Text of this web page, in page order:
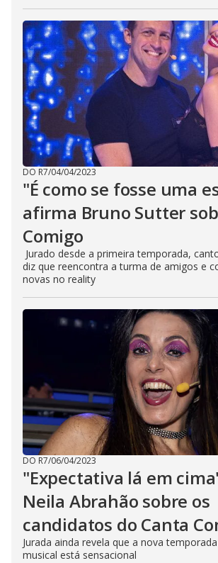
DO R7/04/04/2023
"É como se fosse uma
afirma Bruno Sutter
Comigo
Jurado desde a primeira temporada,
diz que reencontra a turma de amigos e
novas no reality
DO R7/06/04/2023
"Expectativa lá em
Neila Abrahão sobre os
candidatos do Canta
Jurada ainda revela que a nova
musical está sensacional